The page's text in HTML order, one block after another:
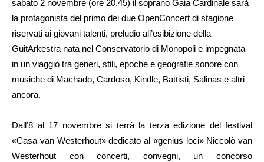
sabato 2 novembre (ore 20.45) il soprano Gaia Cardinale sarà
la protagonista del primo dei due OpenConcert di stagione
riservati ai giovani talenti, preludio all’esibizione della
GuitArkestra nata nel Conservatorio di Monopoli e impegnata
in un viaggio tra generi, stili, epoche e geografie sonore con
musiche di Machado, Cardoso, Kindle, Battisti, Salinas e altri
ancora.
Dall’8 al 17 novembre si terrà la terza edizione del festival
«Casa van Westerhout» dedicato al «genius loci» Niccolò van
Westerhout con concerti, convegni, un concorso